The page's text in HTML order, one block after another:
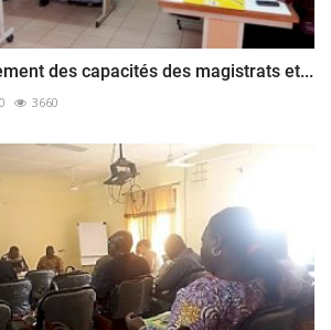
des capacités des magistrats et...
0 3660